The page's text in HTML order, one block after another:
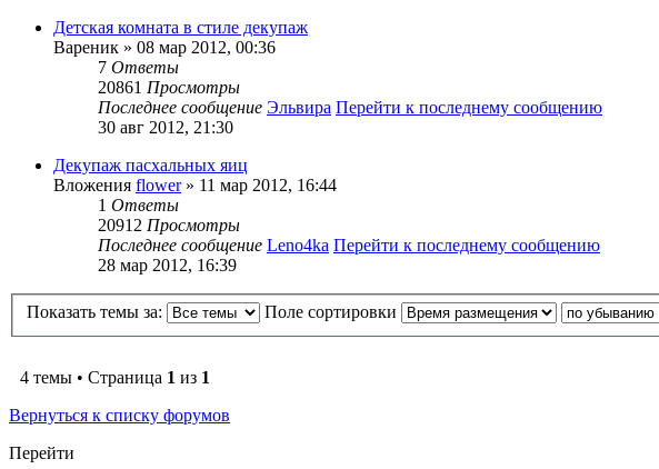
Детская комната в стиле декупаж
Вареник » 08 мар 2012, 00:36
7 Ответы
20861 Просмотры
Последнее сообщение Эльвира Перейти к последнему сообщению
30 авг 2012, 21:30
Декупаж пасхальных яиц
Вложения flower» 11 мар 2012, 16:44
1 Ответы
20912 Просмотры
Последнее сообщение Leno4ka Перейти к последнему сообщению
28 мар 2012, 16:39
Показать темы за: Поле сортировки
4 темы • Страница 1 из 1
Вернуться к списку форумов
Перейти